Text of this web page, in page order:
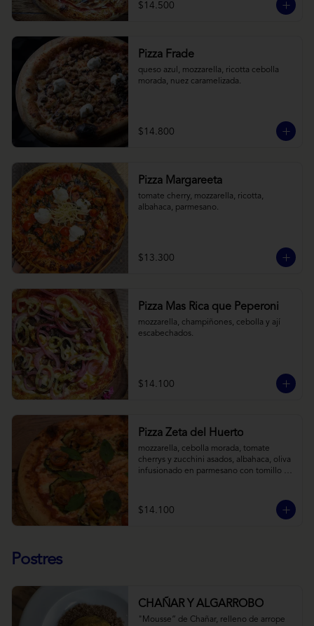
$14.500
Pizza Frade
queso azul, mozzarella, ricotta cebolla
morada, nuez caramelizada.
$14.800
Pizza Margareeta
tomate cherry, mozzarella, ricotta,
albahaca, parmesano.
$13.300
Pizza Mas Rica que Peperoni
mozzarella, champiñones, cebolla y ají
escabechados.
$14.100
Pizza Zeta del Huerto
mozzarella, cebolla morada, tomate
cherrys y zucchini asados, albahaca, oliva
infusionado en parmesano con tomillo y
$14.100
Postres
CHAÑAR Y ALGARROBO
"Mousse” de Chañar, relleno de arrope